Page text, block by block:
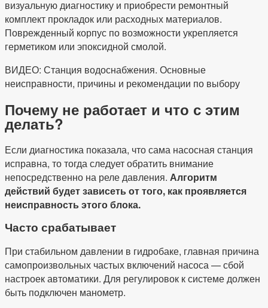
визуальную диагностику и приобрести ремонтный
комплект прокладок или расходных материалов.
Поврежденный корпус по возможности укрепляется
герметиком или эпоксидной смолой.
ВИДЕО: Станция водоснабжения. Основные
неисправности, причины и рекомендации по выбору
Почему не работает и что с этим
делать?
Если диагностика показала, что сама насосная станция
исправна, то тогда следует обратить внимание
непосредственно на реле давления. Алгоритм
действий будет зависеть от того, как проявляется
неисправность этого блока.
Часто срабатывает
При стабильном давлении в гидробаке, главная причина
самопроизвольных частых включений насоса — сбой
настроек автоматики. Для регулировок к системе должен
быть подключен манометр.